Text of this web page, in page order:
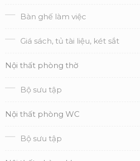
Bàn ghế làm việc
Giá sách, tủ tài liệu, két sắt
Nội thất phòng thờ
Bộ sưu tập
Nội thất phòng WC
Bộ sưu tập